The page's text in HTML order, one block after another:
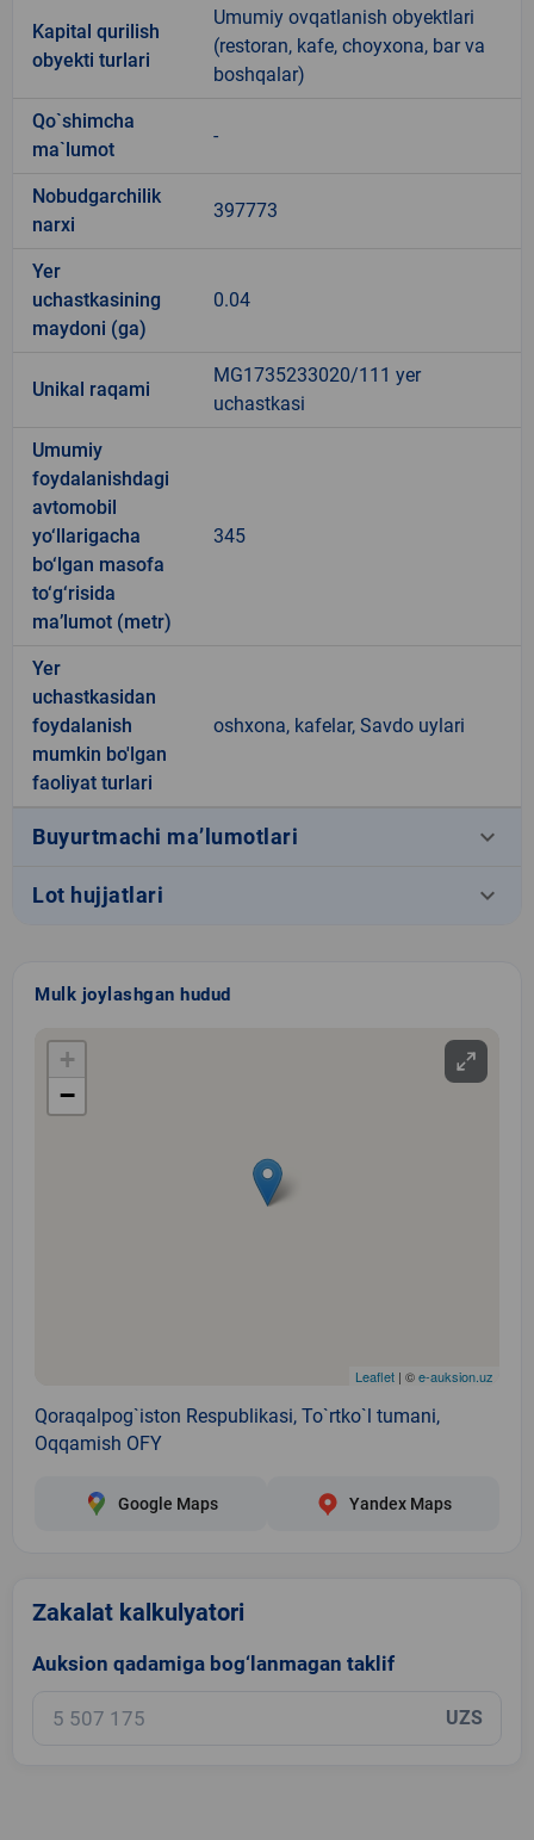
Kapital qurilish
obyekti turlari
Umumiy ovqatlanish obyektlari
(restoran, kafe, choyxona, bar va
boshqalar)
Qo`shimcha
ma`lumot
-
Nobudgarchilik
narxi
397773
Yer
uchastkasining
maydoni (ga)
0.04
Unikal raqami
MG1735233020/111 yer
uchastkasi
Umumiy
foydalanishdagi
avtomobil
yo‘llarigacha
bo‘lgan masofa
to‘g‘risida
ma’lumot (metr)
345
Yer
uchastkasidan
foydalanish
mumkin bo'lgan
faoliyat turlari
oshxona, kafelar, Savdo uylari
Buyurtmachi ma’lumotlari keyboard_arrow_down
Lot hujjatlari keyboard_arrow_down
Mulk joylashgan hudud
+
−
Leaflet | ©e-auksion.uz
Qoraqalpog`iston Respublikasi, To`rtko`l tumani,
Oqqamish OFY
Google Maps Yandex Maps
Zakalat kalkulyatori
Auksion qadamiga bog‘lanmagan taklif
UZS